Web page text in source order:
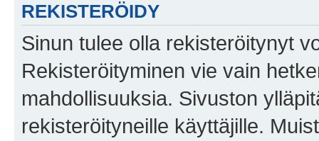
REKISTERÖIDY
Sinun tulee olla rekisteröitynyt
Rekisteröityminen vie vain
mahdollisuuksia. Sivuston
rekisteröityneille käyttäjille.